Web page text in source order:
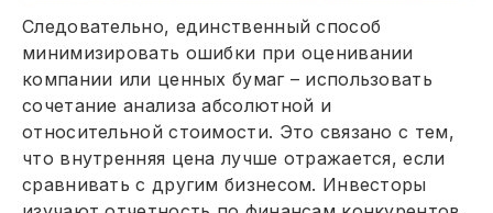
Следовательно, единственный способ
минимизировать ошибки при оценивании
компании или ценных бумаг – использовать
сочетание анализа абсолютной и
относительной стоимости. Это связано с тем,
что внутренняя цена лучше отражается, если
сравнивать с другим бизнесом. Инвесторы